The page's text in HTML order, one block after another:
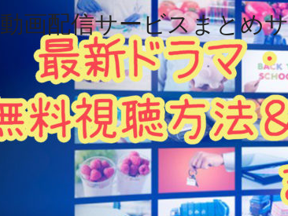
動画配信サービスまとめ